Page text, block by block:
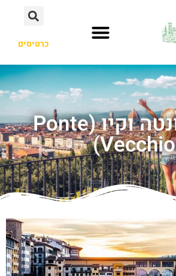
כרטיסים
גשר פונטה וקיו (Ponte
Vecchio)